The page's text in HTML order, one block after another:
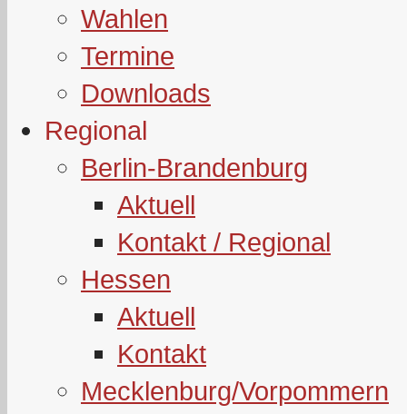
Wahlen
Termine
Downloads
Regional
Berlin-Brandenburg
Aktuell
Kontakt / Regional
Hessen
Aktuell
Kontakt
Mecklenburg/Vorpommern